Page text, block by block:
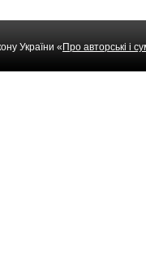
України « Про авторські і